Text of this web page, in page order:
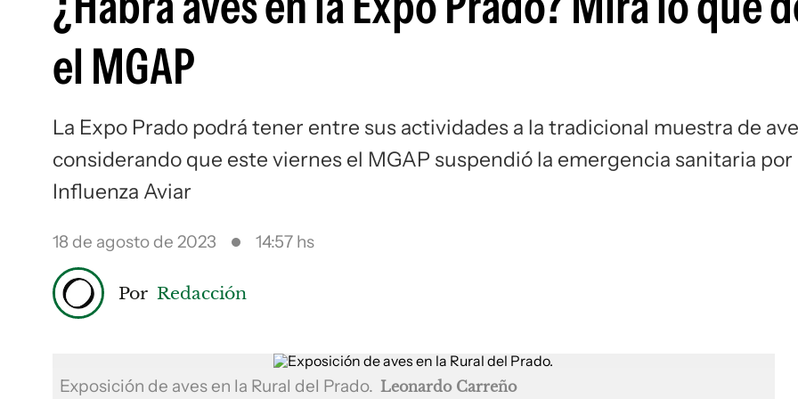
el MGAP
La Expo Prado podrá tener entre sus actividades a la tradicional muestra de
considerando que este viernes el MGAP suspendió la emergencia sanitaria por
Influenza Aviar
18 de agosto de 2023 14:57 hs
Por Redacción
Exposición de aves en la Rural del Prado. Leonardo Carreño